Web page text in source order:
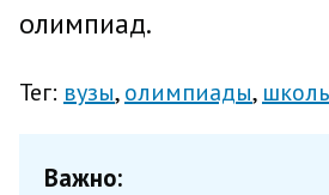
олимпиад.
Тег: вузы олимпиады
Важно: